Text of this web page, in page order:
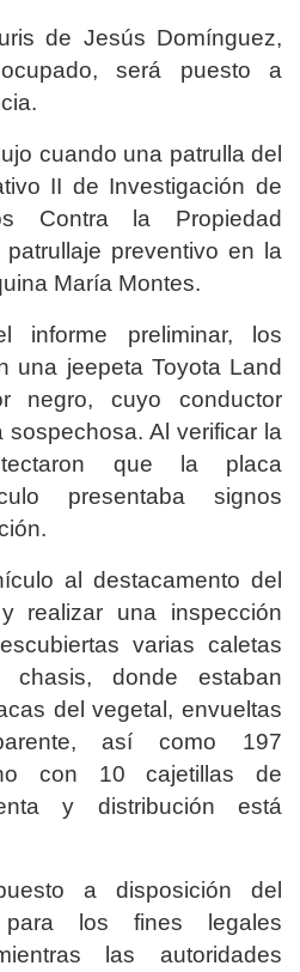
de Jesús Domínguez,
será puesto a
cuando una patrulla del
II de Investigación de
Contra la Propiedad
preventivo en la
María Montes.
informe preliminar, los
una jeepeta Toyota Land
negro, cuyo conductor
sospechosa. Al verificar la
que la placa
presentaba signos
al destacamento del
realizar una inspección
varias caletas
donde estaban
del vegetal, envueltas
así como 197
con 10 cajetillas de
y distribución está
a disposición del
para los fines legales
las autoridades